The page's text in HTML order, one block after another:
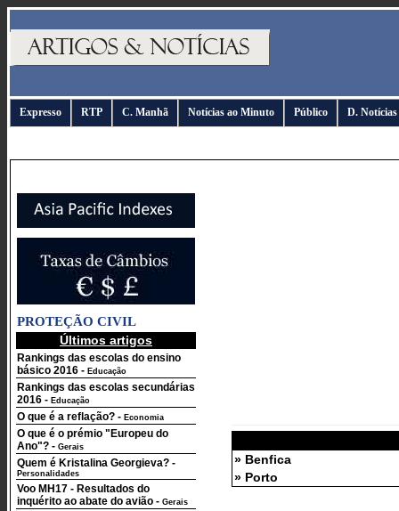
Expresso RTP C. Manhã Notícias ao Minuto Público D. Notícias
PROTEÇÃO CIVIL
Últimos artigos
Rankings das escolas do ensino
básico 2016 - Educação
Rankings das escolas secundárias
2016 - Educação
O que é a reflação? - Economia
O que é o prémio "Europeu do
Ano"? - Gerais
Quem é Kristalina Georgieva? -
Personalidades
Voo MH17 - Resultados do
inquérito ao abate do avião - Gerais
» Benfica
» Porto